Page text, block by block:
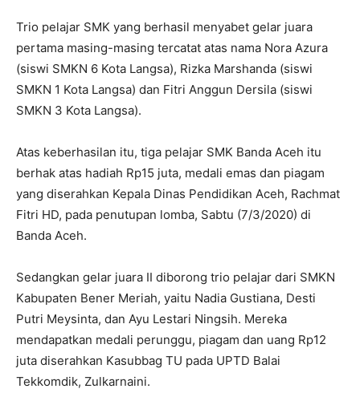
Trio pelajar SMK yang berhasil menyabet gelar juara
pertama masing-masing tercatat atas nama Nora Azura
(siswi SMKN 6 Kota Langsa), Rizka Marshanda (siswi
SMKN 1 Kota Langsa) dan Fitri Anggun Dersila (siswi
SMKN 3 Kota Langsa).
Atas keberhasilan itu, tiga pelajar SMK Banda Aceh itu
berhak atas hadiah Rp15 juta, medali emas dan piagam
yang diserahkan Kepala Dinas Pendidikan Aceh, Rachmat
Fitri HD, pada penutupan lomba, Sabtu (7/3/2020) di
Banda Aceh.
Sedangkan gelar juara II diborong trio pelajar dari SMKN
Kabupaten Bener Meriah, yaitu Nadia Gustiana, Desti
Putri Meysinta, dan Ayu Lestari Ningsih. Mereka
mendapatkan medali perunggu, piagam dan uang Rp12
juta diserahkan Kasubbag TU pada UPTD Balai
Tekkomdik, Zulkarnaini.